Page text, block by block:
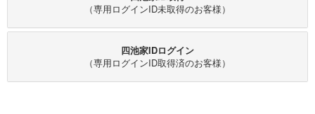
（専用ログインID未取得のお客様）
四池家IDログイン
（専用ログインID取得済のお客様）